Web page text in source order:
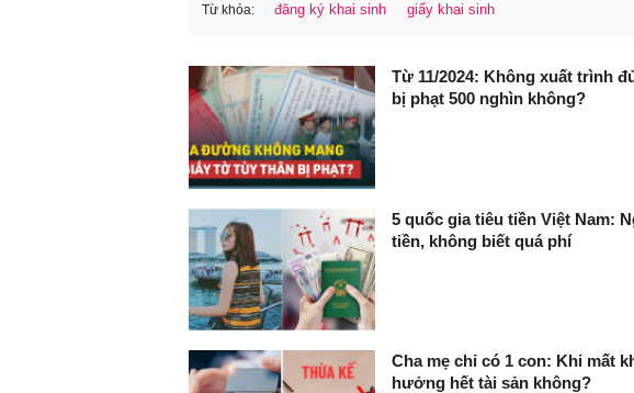
Từ khóa: đăng ký khai sinh giấy khai sinh
Từ 11/2024: Không xuất trình
bị phạt 500 nghìn không?
5 quốc gia tiêu tiền Việt Nam:
tiền, không biết quá phí
Cha mẹ chỉ có 1 con: Khi mất
hưởng hết tài sản không?